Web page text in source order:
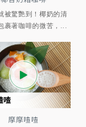
被驚艷到！椰奶的清
裹著咖啡的微苦，...
摩摩喳喳